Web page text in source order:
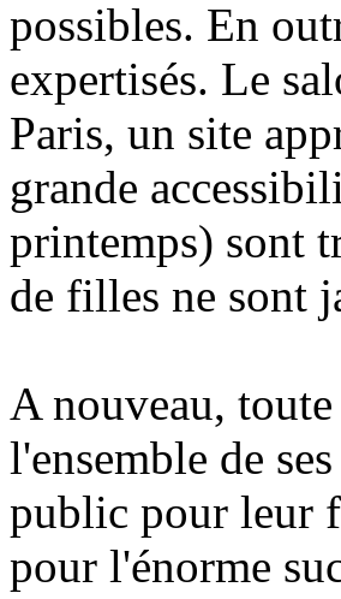
possibles. En
expertisés. Le
Paris, un site
grande
printemps) sont
de filles ne sont
A nouveau,
l'ensemble de
public pour leur
pour l'énorme